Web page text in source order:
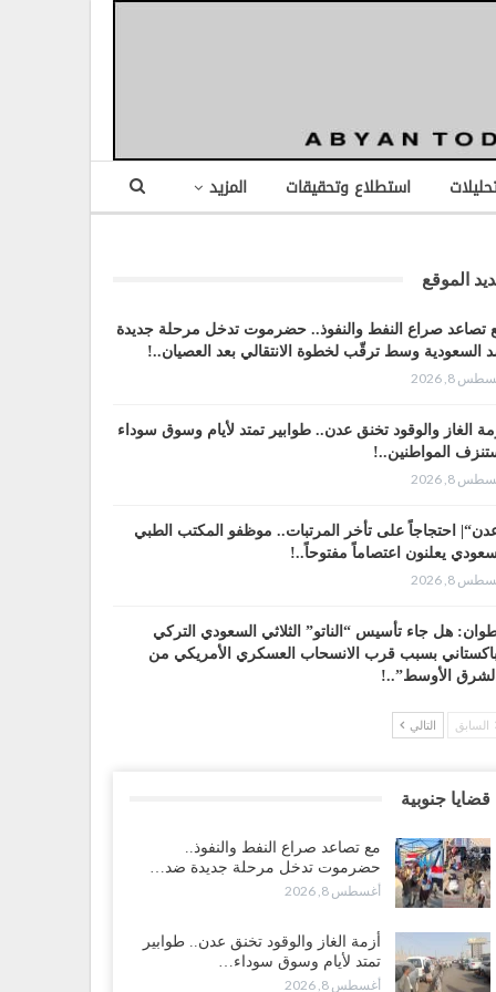
استطلاع وتحقيقات المزيد
الموقع
تصاعد صراع النفط والنفوذ.. حضرموت تدخل مرحلة جديدة
السعودية وسط ترقّب لخطوة الانتقالي بعد العصيان..!
8, 2026
الغاز والوقود تخنق عدن.. طوابير تمتد لأيام وسوق سوداء
المواطنين..!
8, 2026
احتجاجاً على تأخر المرتبات.. موظفو المكتب الطبي
يعلنون اعتصاماً مفتوحاً..!
8, 2026
هل جاء تأسيس “الناتو” الثلاثي السعودي التركي
بسبب قرب الانسحاب العسكري الأمريكي من
الأوسط”..!
8, 2026
تحاول احتواء بن بريك بعد تهديده بالمواجهة.. هل
معركة إسكات الصوت الحضرمي..!
8, 2026
الجنيدي يحذر من خطورة المخططات السعودية على
الجنوب..!
السابق التالي
قضايا جنوبية
مع تصاعد صراع النفط والنفوذ..
حضرموت تدخل مرحلة جديدة ضد…
أغسطس 8, 2026
أزمة الغاز والوقود تخنق عدن.. طوابير
تمتد لأيام وسوق سوداء…
أغسطس 8, 2026